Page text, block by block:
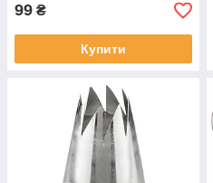
99 ₴
Купити